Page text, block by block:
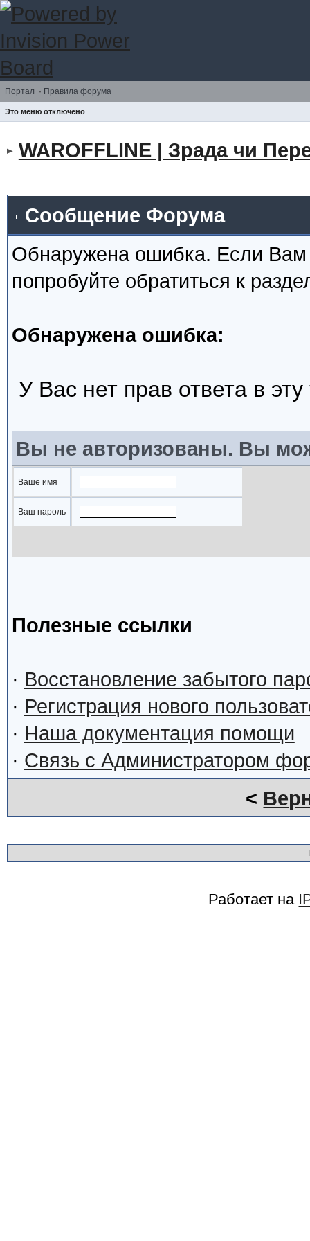
Портал · Правила форума
Это меню отключено
WAROFFLINE | Зрада чи
Сообщение Форума
Обнаружена ошибка. Если
попробуйте обратиться к
Обнаружена ошибка:
У Вас нет прав ответа в
Вы не авторизованы. Вы
Ваше имя
Ваш пароль
Полезные ссылки
· Восстановление забытого
· Регистрация нового
· Наша документация помощи
· Связь с Администратором
<
Работает на